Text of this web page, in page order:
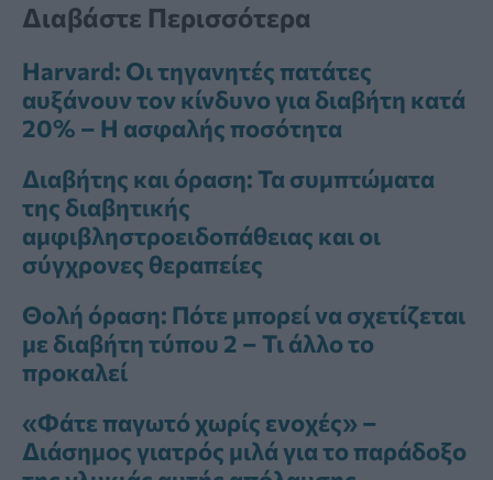
Διαβάστε Περισσότερα
Harvard: Οι τηγανητές πατάτες
αυξάνουν τον κίνδυνο για διαβήτη κατά
20% – Η ασφαλής ποσότητα
Διαβήτης και όραση: Τα συμπτώματα
της διαβητικής
αμφιβληστροειδοπάθειας και οι
σύγχρονες θεραπείες
Θολή όραση: Πότε μπορεί να σχετίζεται
με διαβήτη τύπου 2 – Τι άλλο το
προκαλεί
«Φάτε παγωτό χωρίς ενοχές» –
Διάσημος γιατρός μιλά για το παράδοξο